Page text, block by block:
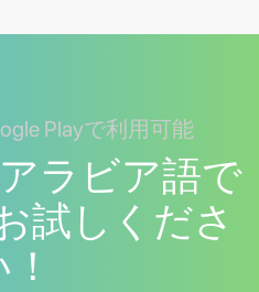
Playで利用可能
ラビア語で
試しくださ